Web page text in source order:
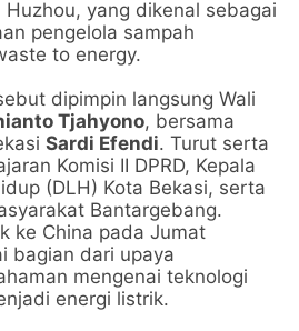
Huzhou, yang dikenal sebagai
pengelola sampah
to energy.
dipimpin langsung Wali
Tjahyono, bersama
Sardi Efendi. Turut serta
Komisi II DPRD, Kepala
(DLH) Kota Bekasi, serta
Bantargebang.
ke China pada Jumat
bagian dari upaya
mengenai teknologi
energi listrik.